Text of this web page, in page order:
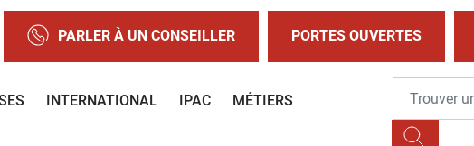
PARLER À UN CONSEILLER PORTES OUVERTES
INTERNATIONAL IPAC MÉTIERS